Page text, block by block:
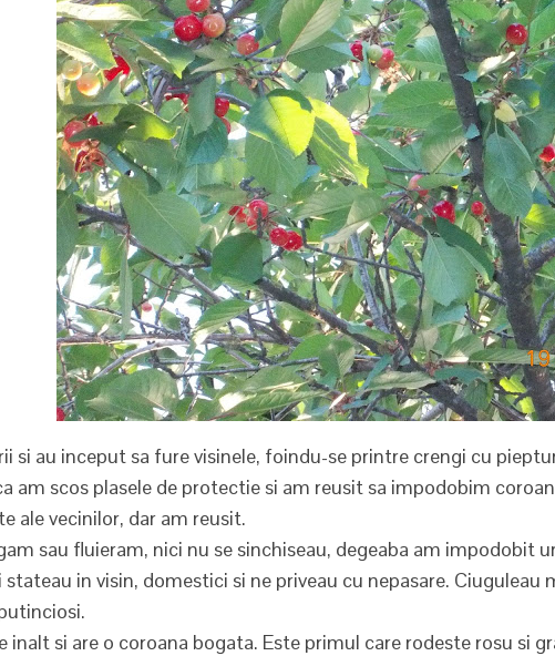
si au inceput sa fure visinele, foindu-se printre crengi cu
am scos plasele de protectie si am reusit sa impodobim
ale vecinilor, dar am reusit.
sau fluieram, nici nu se sinchiseau, degeaba am impodobit
in visin, domestici si ne priveau cu nepasare. Ciuguleau
inalt si are o coroana bogata. Este primul care rodeste rosu si